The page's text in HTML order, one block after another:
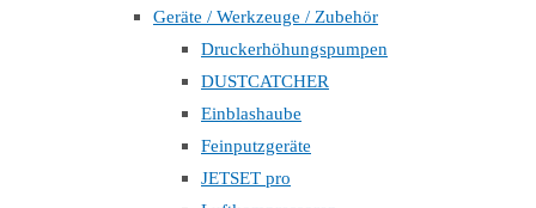
Geräte / Werkzeuge / Zubehör
Druckerhöhungspumpen
DUSTCATCHER
Einblashaube
Feinputzgeräte
JETSET pro